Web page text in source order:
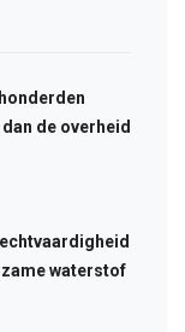
de overheid
waterstof